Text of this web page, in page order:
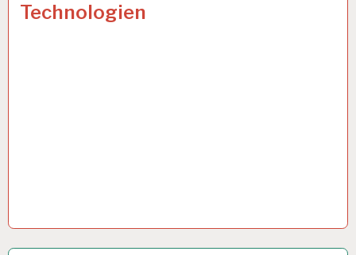
ARBEITSTAG…
Technologien